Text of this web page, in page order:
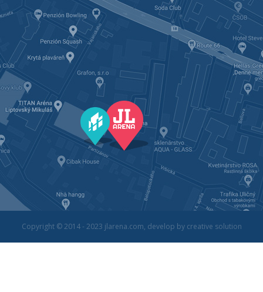
Copyright © 2014 - 2023 jlarena.com, develop by creative solution